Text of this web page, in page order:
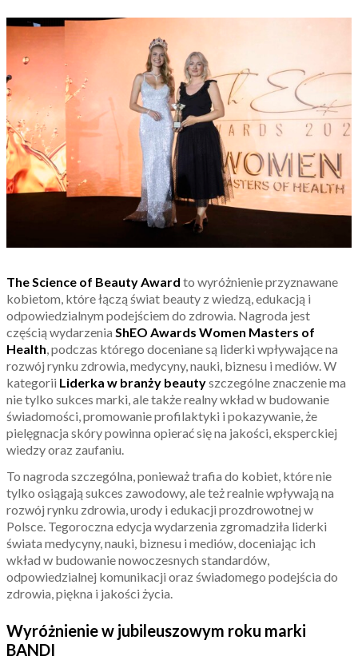
The Science of Beauty Award to wyróżnienie przyznawane
kobietom, które łączą świat beauty z wiedzą, edukacją i
odpowiedzialnym podejściem do zdrowia. Nagroda jest
częścią wydarzenia ShEO Awards Women Masters of
Health, podczas którego doceniane są liderki wpływające na
rozwój rynku zdrowia, medycyny, nauki, biznesu i mediów. W
kategorii Liderka w branży beautyszczególne znaczenie ma
nie tylko sukces marki, ale także realny wkład w budowanie
świadomości, promowanie profilaktyki i pokazywanie, że
pielęgnacja skóry powinna opierać się na jakości, eksperckiej
wiedzy oraz zaufaniu.
To nagroda szczególna, ponieważ trafia do kobiet, które nie
tylko osiągają sukces zawodowy, ale też realnie wpływają na
rozwój rynku zdrowia, urody i edukacji prozdrowotnej w
Polsce. Tegoroczna edycja wydarzenia zgromadziła liderki
świata medycyny, nauki, biznesu i mediów, doceniając ich
wkład w budowanie nowoczesnych standardów,
odpowiedzialnej komunikacji oraz świadomego podejścia do
zdrowia, piękna i jakości życia.
Wyróżnienie w jubileuszowym roku marki
BANDI